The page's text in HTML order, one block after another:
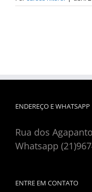
ENDEREÇO E WHATSAPP
Rua dos
Whatsapp
ENTRE EM CONTATO